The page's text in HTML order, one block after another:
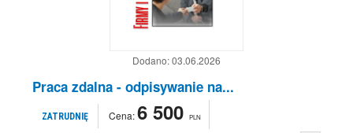
Dodano:03.06.2026
Praca zdalna - odpisywanie na...
ZATRUDNIĘ Cena:6 500 PLN